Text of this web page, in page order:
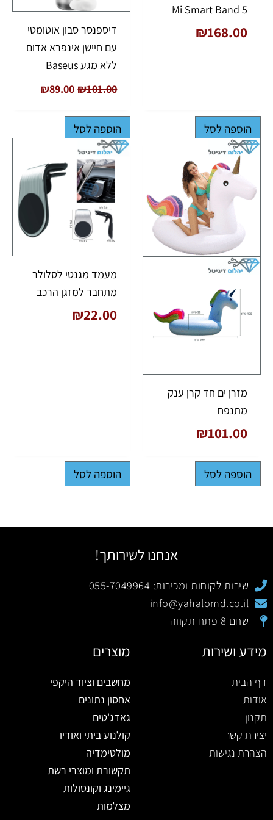
Mi Smart Band 5
₪168.00
הוספה לסל
דיספנסר סבון אוטומטי
עם חיישן אינפרא אדום
ללא מגע Baseus
₪101.00
₪89.00
הוספה לסל
מזרן ים חד קרן ענק
מתנפח
₪101.00
הוספה לסל
מעמד מגנטי לסלולר
מתחבר למזגן הרכב
₪22.00
הוספה לסל
אנחנו לשירותך!
שירות לקוחות ומכירות: 055-7049964
info@yahalomd.co.il
שחם 8 פתח תקווה
מידע ושירות
דף הבית
אודות
תקנון
יצירת קשר
הצהרת נגישות
מוצרים
מחשבים וציוד היקפי
אחסון נתונים
גאדג'טים
קולנוע ביתי ואודיו
מולטימדיה
תקשורת ומוצרי רשת
גיימינג וקונסולות
מצלמות